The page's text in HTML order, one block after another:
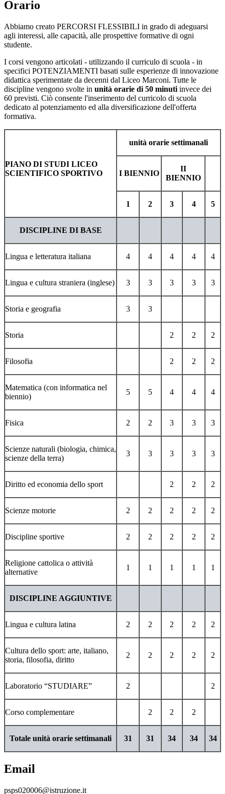
Orario
Abbiamo creato PERCORSI FLESSIBILI in grado di adeguarsi
agli interessi, alle capacità, alle prospettive formative di ogni
studente.
I corsi vengono articolati - utilizzando il curriculo di scuola - in
specifici POTENZIAMENTI basati sulle esperienze di innovazione
didattica sperimentate da decenni dal Liceo Marconi. Tutte le
discipline vengono svolte in unità orarie di 50 minuti invece dei
60 previsti. Ciò consente l'inserimento del curricolo di scuola
dedicato al potenziamento ed alla diversificazione dell'offerta
formativa.
PIANO DI STUDI LICEO
SCIENTIFICO SPORTIVO
unità orarie settimanali
I BIENNIO
II
BIENNIO
1 2 3 4 5
DISCIPLINE DI BASE
Lingua e letteratura italiana 4 4 4 4 4
Lingua e cultura straniera (inglese) 3 3 3 3 3
Storia e geografia 3 3
Storia 2 2 2
Filosofia 2 2 2
Matematica (con informatica nel
biennio)
5 5 4 4 4
Fisica 2 2 3 3 3
Scienze naturali (biologia, chimica,
scienze della terra)
3 3 3 3 3
Diritto ed economia dello sport 2 2 2
Scienze motorie 2 2 2 2 2
Discipline sportive 2 2 2 2 2
Religione cattolica o attività
alternative
1 1 1 1 1
DISCIPLINE AGGIUNTIVE
Lingua e cultura latina 2 2 2 2 2
Cultura dello sport: arte, italiano,
storia, filosofia, diritto
2 2 2 2 2
Laboratorio “STUDIARE” 2 2
Corso complementare 2 2 2
Totale unità orarie settimanali 31 31 34 34 34
Email
psps020006@istruzione.it